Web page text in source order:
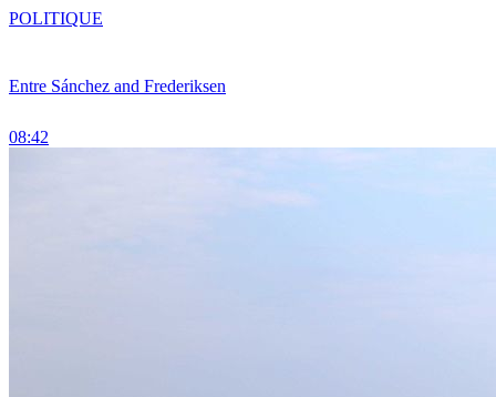
Entre Sánchez and Frederiksen
08:42
POLITIQUE